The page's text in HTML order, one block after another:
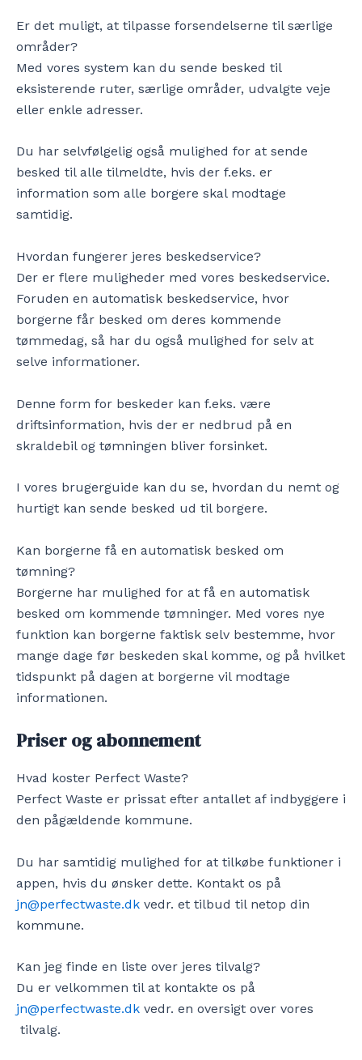
Er det muligt, at tilpasse forsendelserne til særlige
områder?
Med vores system kan du sende besked til
eksisterende ruter, særlige områder, udvalgte veje
eller enkle adresser.
Du har selvfølgelig også mulighed for at sende
besked til alle tilmeldte, hvis der f.eks. er
information som alle borgere skal modtage
samtidig.
Hvordan fungerer jeres beskedservice?
Der er flere muligheder med vores beskedservice.
Foruden en automatisk beskedservice, hvor
borgerne får besked om deres kommende
tømmedag, så har du også mulighed for selv at
selve informationer.
Denne form for beskeder kan f.eks. være
driftsinformation, hvis der er nedbrud på en
skraldebil og tømningen bliver forsinket.
I vores brugerguide kan du se, hvordan du nemt og
hurtigt kan sende besked ud til borgere.
Kan borgerne få en automatisk besked om
tømning?
Borgerne har mulighed for at få en automatisk
besked om kommende tømninger. Med vores nye
funktion kan borgerne faktisk selv bestemme, hvor
mange dage før beskeden skal komme, og på hvilket
tidspunkt på dagen at borgerne vil modtage
informationen.
Priser og abonnement
Hvad koster Perfect Waste?
Perfect Waste er prissat efter antallet af indbyggere i
den pågældende kommune.
Du har samtidig mulighed for at tilkøbe funktioner i
appen, hvis du ønsker dette. Kontakt os på
jn@perfectwaste.dk vedr. et tilbud til netop din
kommune.
Kan jeg finde en liste over jeres tilvalg?
Du er velkommen til at kontakte os på
jn@perfectwaste.dk vedr. en oversigt over vores
tilvalg.